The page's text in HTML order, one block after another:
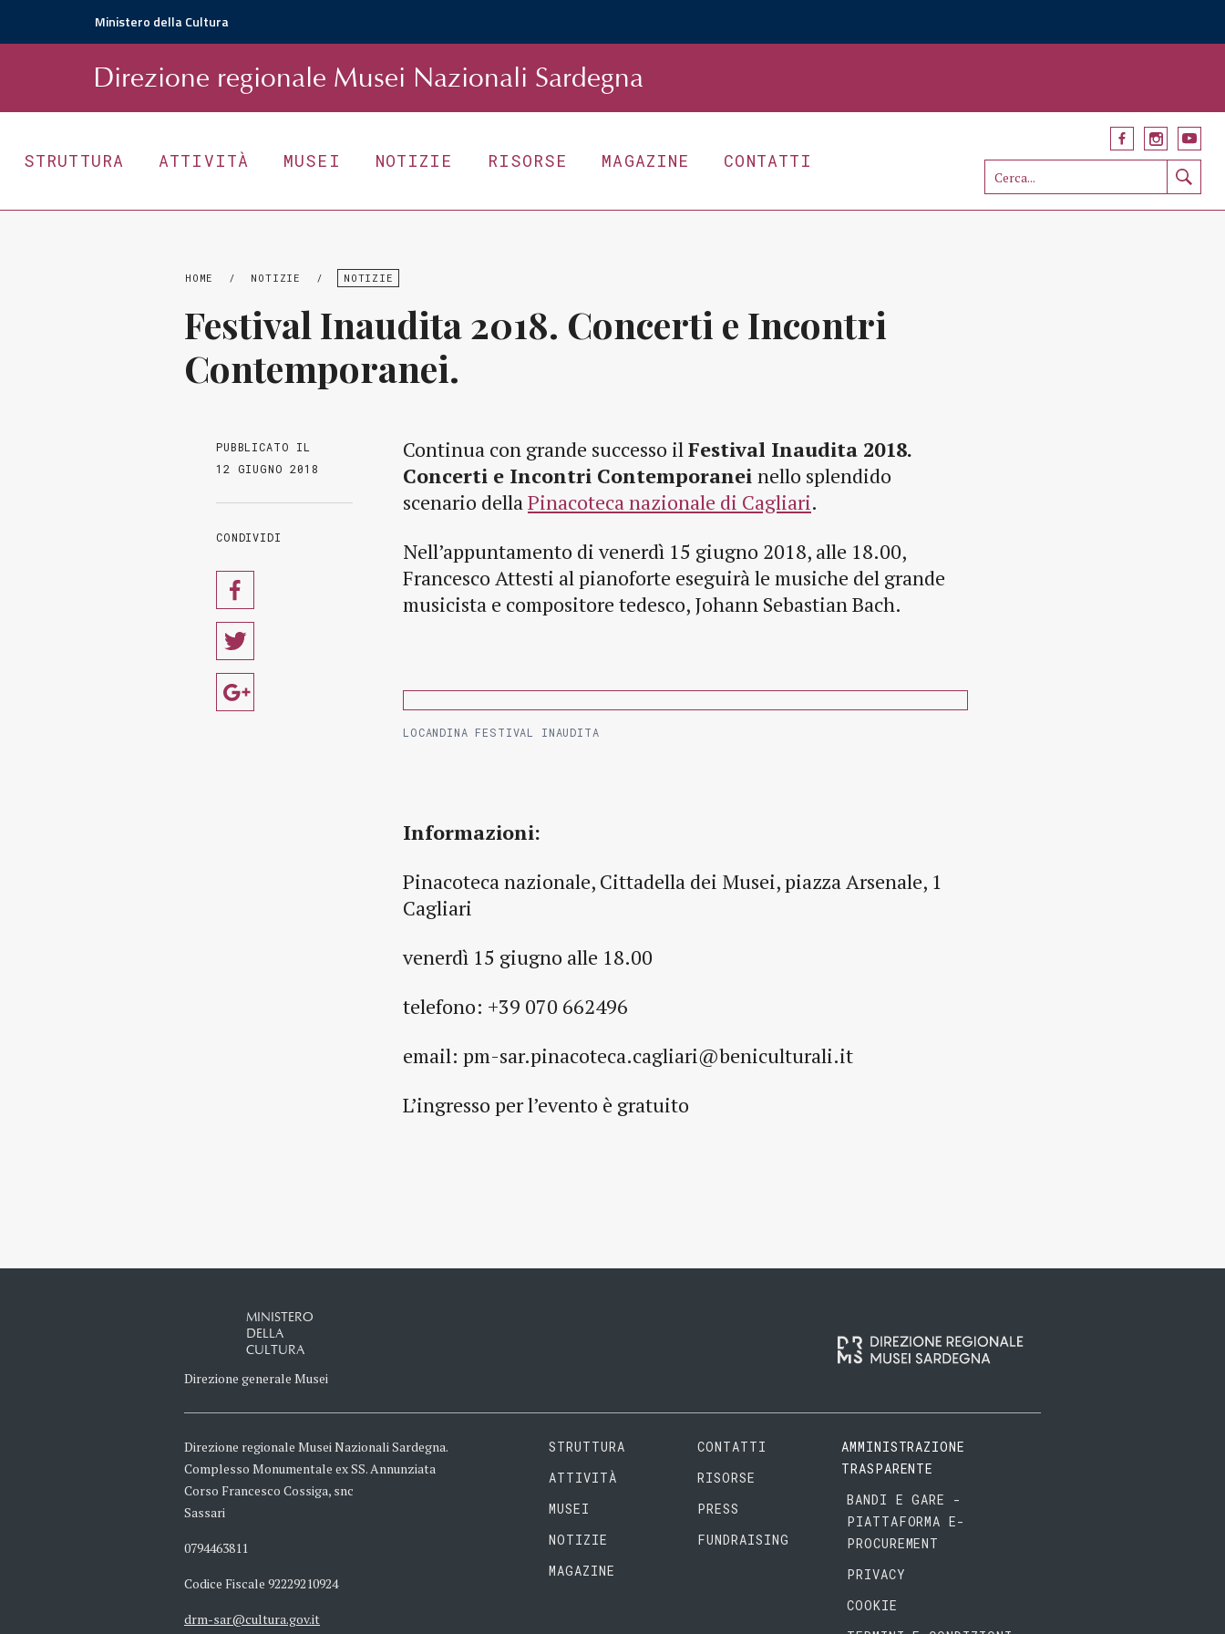
Ministero della Cultura
Direzione regionale Musei Nazionali Sardegna
STRUTTURA ATTIVITÀ MUSEI NOTIZIE RISORSE MAGAZINE CONTATTI
HOME / NOTIZIE / NOTIZIE
Festival Inaudita 2018. Concerti e Incontri
Contemporanei.
PUBBLICATO IL
12 GIUGNO 2018
CONDIVIDI
Continua con grande successo ilFestival Inaudita 2018.
Concerti e Incontri Contemporanei nello splendido
scenario dellaPinacoteca nazionale di Cagliari.
Nell’appuntamento di venerdì 15 giugno 2018, alle 18.00,
Francesco Attesti al pianoforte eseguirà le musiche del grande
musicista e compositore tedesco, Johann Sebastian Bach.
LOCANDINA FESTIVAL INAUDITA
Informazioni:
Pinacoteca nazionale, Cittadella dei Musei, piazza Arsenale, 1
Cagliari
venerdì 15 giugno alle 18.00
telefono: +39 070 662496
email: pm-sar.pinacoteca.cagliari@beniculturali.it
L’ingresso per l’evento è gratuito
MINISTERO
DELLA
CULTURA
Direzione generale Musei
Direzione regionale Musei Nazionali Sardegna.
Complesso Monumentale ex SS. Annunziata
Corso Francesco Cossiga, snc
Sassari
0794463811
Codice Fiscale 92229210924
drm-sar@cultura.gov.it
STRUTTURA
ATTIVITÀ
MUSEI
NOTIZIE
MAGAZINE
CONTATTI
RISORSE
PRESS
FUNDRAISING
AMMINISTRAZIONE
TRASPARENTE
BANDI E GARE -
PIATTAFORMA E-
PROCUREMENT
PRIVACY
COOKIE